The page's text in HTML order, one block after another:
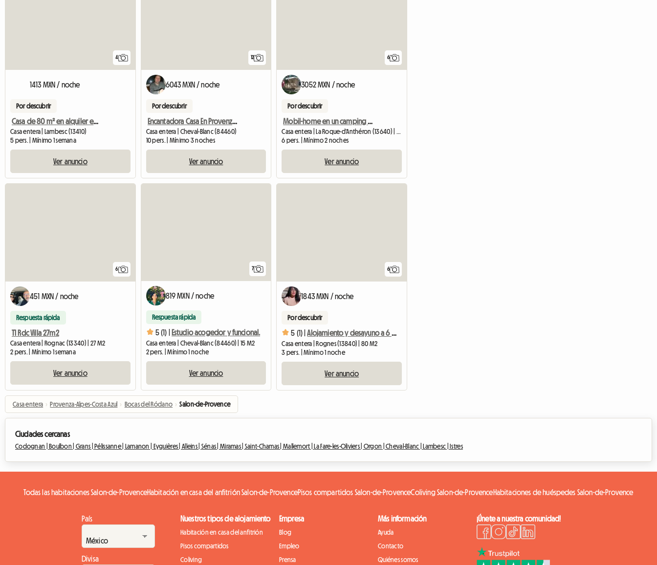
4
1413 MXN / noche
Por descubrir
Casa de 80 m² en alquiler en Provenza
Casa entera | Lambesc (13410)
5 pers. | Mínimo 1 semana
Ver anuncio
12
6043 MXN / noche
Por descubrir
Encantadora Casa En Provenza Con Piscina
Casa entera | Cheval-Blanc (84460)
10 pers. | Mínimo 3 noches
Ver anuncio
6
3052 MXN / noche
Por descubrir
Mobil-home en un camping de 4 estrellas al pie del Luberon
Casa entera | La Roque-d'Anthéron (13640) | 26 M2
6 pers. | Mínimo 2 noches
Ver anuncio
6
451 MXN / noche
Respuesta rápida
T1 Rdc Villa 27m2
Casa entera | Rognac (13340) | 27 M2
2 pers. | Mínimo 1 semana
Ver anuncio
7
819 MXN / noche
Respuesta rápida
5 (1) | Estudio acogedor y funcional.
Casa entera | Cheval-Blanc (84460) | 15 M2
2 pers. | Mínimo 1 noche
Ver anuncio
6
1843 MXN / noche
Por descubrir
5 (1) | Alojamiento y desayuno a 6 km del festival de piano de Roque d'Anthéron
Casa entera | Rognes (13840) | 80 M2
3 pers. | Mínimo 1 noche
Ver anuncio
Casa entera › Provenza-Alpes-Costa Azul › Bocas del Ródano › Salon-de-Provence
Ciudades cercanas
Codognan |Boulbon | Grans |Pélissanne | Lamanon | Eyguières | Alleins | Sénas |Miramas | Saint-Chamas |Mallemort |La Fare-les-Oliviers | Orgon |Cheval-Blanc |Lambesc |Istres
Todas las habitaciones Salon-de-ProvenceHabitación en casa del anfitrión Salon-de-ProvencePisos compartidos Salon-de-ProvenceColiving Salon-de-ProvenceHabitaciones de huéspedes Salon-de-Provence
País
Divisa
Nuestros tipos de alojamiento
Habitación en casa del anfitrión
Pisos compartidos
Coliving
Empresa
Blog
Empleo
Prensa
Más información
Ayuda
Contacto
Quiénes somos
¡Únete a nuestra comunidad!